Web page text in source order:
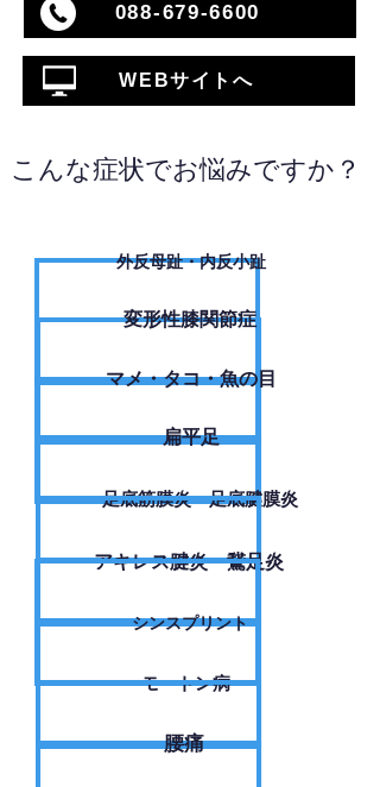
088-679-6600
WEBサイトへ
こんな症状でお悩みですか？
外反母趾・内反小趾
変形性膝関節症
​マメ・タコ・魚の目
扁平足
足底筋膜炎・足底腱膜炎
アキレス腱炎・鵞足炎
シンスプリント
モートン病
腰痛